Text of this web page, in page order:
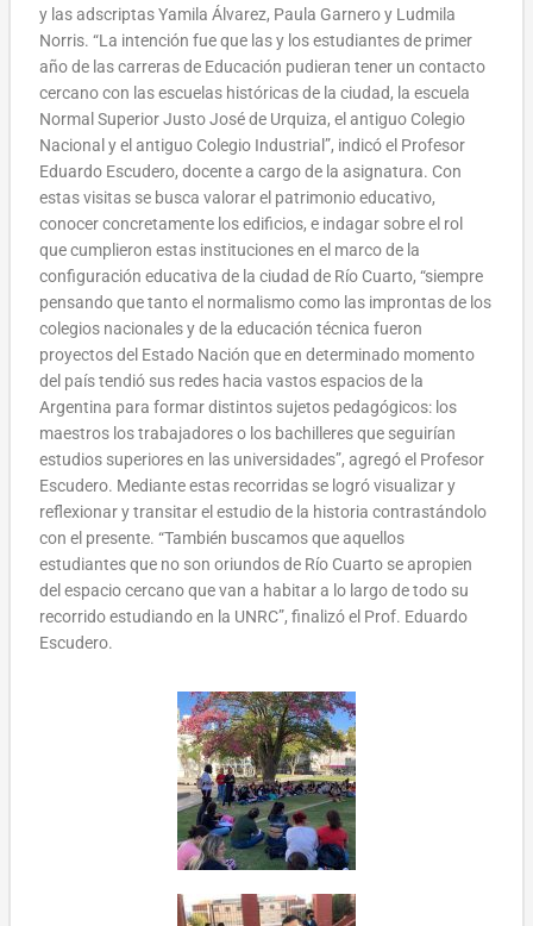
y las adscriptas Yamila Álvarez, Paula Garnero y Ludmila
Norris. “La intención fue que las y los estudiantes de primer
año de las carreras de Educación pudieran tener un contacto
cercano con las escuelas históricas de la ciudad, la escuela
Normal Superior Justo José de Urquiza, el antiguo Colegio
Nacional y el antiguo Colegio Industrial”, indicó el Profesor
Eduardo Escudero, docente a cargo de la asignatura. Con
estas visitas se busca valorar el patrimonio educativo,
conocer concretamente los edificios, e indagar sobre el rol
que cumplieron estas instituciones en el marco de la
configuración educativa de la ciudad de Río Cuarto, “siempre
pensando que tanto el normalismo como las improntas de los
colegios nacionales y de la educación técnica fueron
proyectos del Estado Nación que en determinado momento
del país tendió sus redes hacia vastos espacios de la
Argentina para formar distintos sujetos pedagógicos: los
maestros los trabajadores o los bachilleres que seguirían
estudios superiores en las universidades”, agregó el Profesor
Escudero. Mediante estas recorridas se logró visualizar y
reflexionar y transitar el estudio de la historia contrastándolo
con el presente. “También buscamos que aquellos
estudiantes que no son oriundos de Río Cuarto se apropien
del espacio cercano que van a habitar a lo largo de todo su
recorrido estudiando en la UNRC”, finalizó el Prof. Eduardo
Escudero.